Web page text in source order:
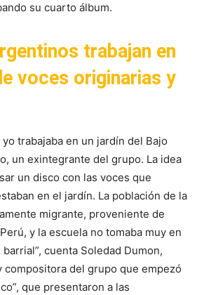
su cuarto álbum.
trabajan en
voces originarias y
trabajaba en un jardín del Bajo
un exintegrante del grupo. La idea
un disco con las voces que
en el jardín. La población de la
migrante, proveniente de
y la escuela no tomaba muy en
cuenta Soledad Dumon,
compositora del grupo que empezó
que presentaron a las